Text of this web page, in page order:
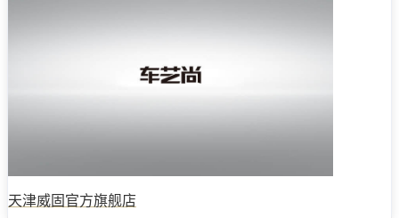
天津威固官方旗舰店